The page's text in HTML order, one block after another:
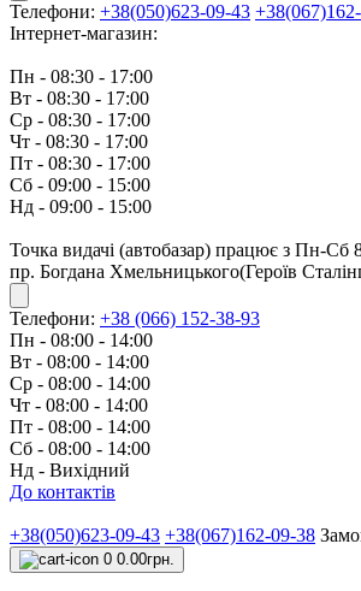
Телефони: +38(050)623-09-43
Інтернет-магазин:
Пн - 08:30 - 17:00
Вт - 08:30 - 17:00
Ср - 08:30 - 17:00
Чт - 08:30 - 17:00
Пт - 08:30 - 17:00
Сб - 09:00 - 15:00
Нд - 09:00 - 15:00
Точка видачі (автобазар) працює з Пн-Сб
пр. Богдана Хмельницького(Героїв
Телефони: +38 (066) 152-38-93
Пн - 08:00 - 14:00
Вт - 08:00 - 14:00
Ср - 08:00 - 14:00
Чт - 08:00 - 14:00
Пт - 08:00 - 14:00
Сб - 08:00 - 14:00
Нд - Вихідний
До контактів
+38(050)623-09-43 +38(067)162-09-38
0 0.00грн.